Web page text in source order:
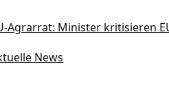
Agrarrat: Minister kritisieren
News